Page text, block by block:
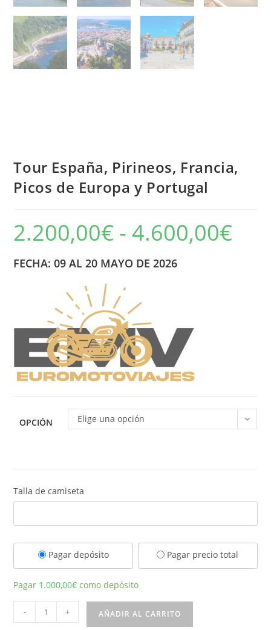
Tour España, Pirineos, Francia,
Picos de Europa y Portugal
2.200,00€ - 4.600,00€
FECHA: 09 AL 20 MAYO DE 2026
OPCIÓN Elige una opción
Talla de camiseta
Pagar depósito Pagar precio total
Pagar 1.000,00€ como depósito
España,
- + AÑADIR AL CARRITO